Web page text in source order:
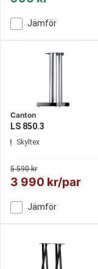
Jämför
Canton
LS 850.3
Skyltex
5 590 kr
3 990 kr/par
Jämför